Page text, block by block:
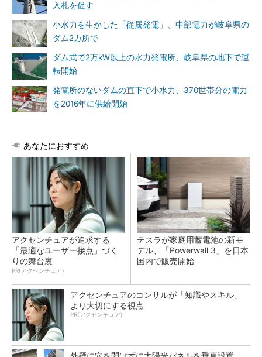
入札を促す
小水力を生かした「従属発電」、中部電力が岐阜県の
ダム2カ所で
ダム式で2万kW以上の水力発電所、岐阜県の地下で運
転開始
発電所のないダムの直下で小水力、370世帯分の電力
を2016年に供給開始
あなたにおすすめ
アクセンチュアが追求する
「最適なユーザー接点」づく
りの舞台裏
PR(アクセンチュア)
テスラが家庭用蓄電池の新モ
デル、「Powerwall 3」を日本
国内で販売開始
アクセンチュアのコンサルが「知識やスキル」
より大切にする視点
PR(アクセンチュア)